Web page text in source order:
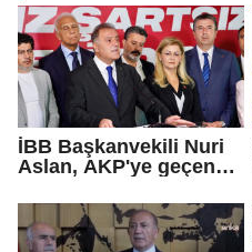
İBB Başkanvekili Nuri
Aslan, AKP'ye geçen
iddialarına yanıt verdi